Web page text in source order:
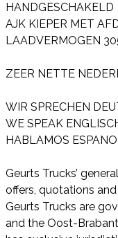
HANDGESCHAKELD
AJK KIEPER MET
LAADVERMOGEN
ZEER NETTE
WIR SPRECHEN
WE SPEAK
HABLAMOS
Geurts Trucks’
offers, quotations
Geurts Trucks are
and the Oost-